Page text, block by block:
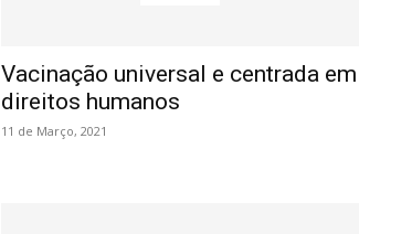
Vacinação universal e centrada em
direitos humanos
11 de Março, 2021